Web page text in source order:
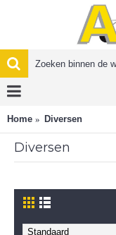
Home Diversen
Diversen